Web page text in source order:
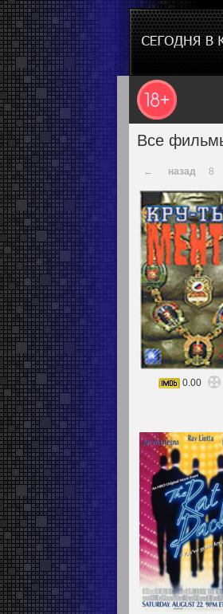
Все
← назад 8
0.00